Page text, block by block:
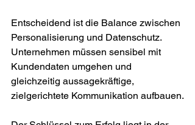
Entscheidend ist die Balance zwischen
Personalisierung und Datenschutz.
Unternehmen müssen sensibel mit
Kundendaten umgehen und
gleichzeitig aussagekräftige,
zielgerichtete Kommunikation aufbauen.